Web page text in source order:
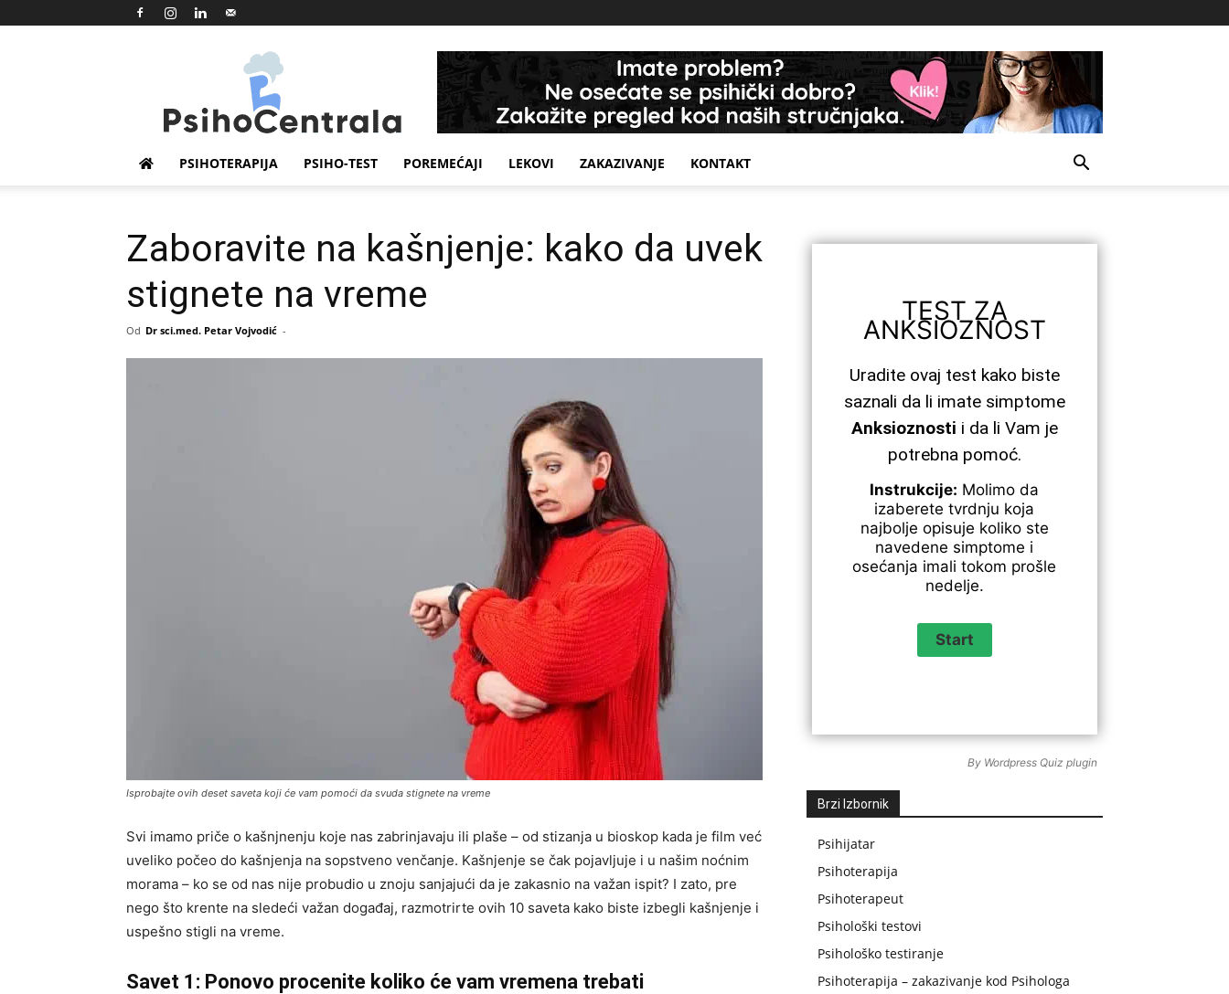
Psihocentrala
PSIHOTERAPIJA PSIHO-TEST POREMEĆAJI LEKOVI ZAKAZIVANJE KONTAKT
Zaboravite na kašnjenje: kako da uvek
stignete na vreme
Od Dr sci.med. Petar Vojvodić -
Isprobajte ovih deset saveta koji će vam pomoći da svuda stignete na vreme
Svi imamo priče o kašnjnenju koje nas zabrinjavaju ili plaše – od stizanja u bioskop kada je film već
uveliko počeo do kašnjenja na sopstveno venčanje. Kašnjenje se čak pojavljuje i u našim noćnim
morama – ko se od nas nije probudio u znoju sanjajući da je zakasnio na važan ispit? I zato, pre
nego što krente na sledeći važan događaj, razmotrirte ovih 10 saveta kako biste izbegli kašnjenje i
uspešno stigli na vreme.
Savet 1: Ponovo procenite koliko će vam vremena trebati
TEST ZA
ANKSIOZNOST
Uradite ovaj test kako biste
saznali da li imate simptome
Anksioznosti i da li Vam je
potrebna pomoć.
Instrukcije: Molimo da
izaberete tvrdnju koja
najbolje opisuje koliko ste
navedene simptome i
osećanja imali tokom prošle
nedelje.
By Wordpress Quiz plugin
Brzi Izbornik
Psihijatar
Psihoterapija
Psihoterapeut
Psihološki testovi
Psihološko testiranje
Psihoterapija – zakazivanje kod Psihologa